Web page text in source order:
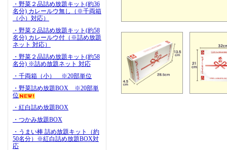
・野菜２品詰め放題キット(約36
名分) カレールウ無し（※千両箱
（小）対応）
・野菜２品詰め放題キット(約58
名分) カレールウ付（※詰め放題
ネット 対応）
・野菜２品詰め放題キット(約58
名分) ※詰め放題ネット 対応
・千両箱（小） ※20部単位
・野菜詰め放題BOX ※20部単
位
・紅白詰め放題BOX
・つかみ放題BOX
・うまい棒 詰め放題キット（約
50名分）※紅白詰め放題BOX対
応